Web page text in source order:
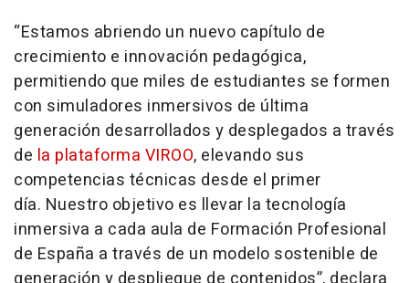
“Estamos abriendo un nuevo capítulo de
crecimiento e innovación pedagógica,
permitiendo que miles de estudiantes se formen
con simuladores inmersivos de última
generación desarrollados y desplegados a través
de la plataforma VIROO, elevando sus
competencias técnicas desde el primer
día. Nuestro objetivo es llevar la tecnología
inmersiva a cada aula de Formación Profesional
de España a través de un modelo sostenible de